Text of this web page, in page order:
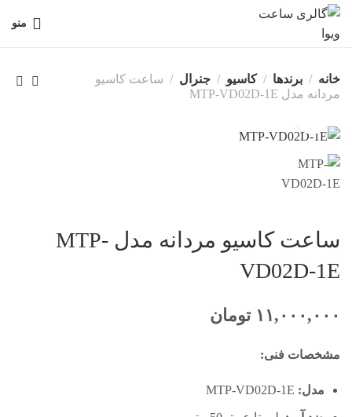
منو
خانه برندها کاسیو جنرال
ساعت کاسیو
مردانه مدل MTP-VD02D-1E
ساعت کاسیو مردانه مدل MTP-
VD02D-1E
۱۱,۰۰۰,۰۰۰ تومان
مشخصات فنی:
مدل: